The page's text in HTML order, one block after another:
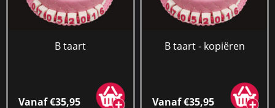
B taart
Vanaf €35,95
B taart - kopiëren
Vanaf €35,95